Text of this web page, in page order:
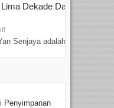
Dekade Dalam
Senjaya adalah...
Penyimpanan